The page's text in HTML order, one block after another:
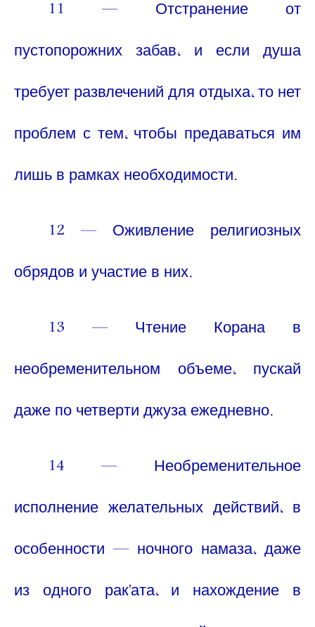
11 — Отстранение от
пустопорожних забав, и если душа
требует развлечений для отдыха, то нет
проблем с тем, чтобы предаваться им
лишь в рамках необходимости.
12 — Оживление религиозных
обрядов и участие в них.
13 — Чтение Корана в
необременительном объеме, пускай
даже по четверти джуза ежедневно.
14 — Необременительное
исполнение желательных действий, в
особенности — ночного намаза, даже
из одного рак'ата, и нахождение в